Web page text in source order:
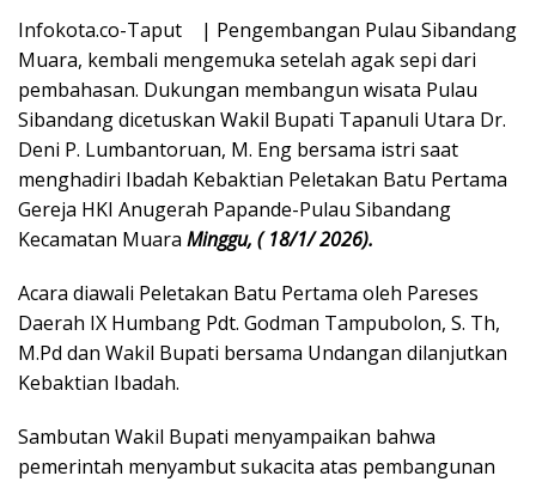
Infokota.co-Taput | Pengembangan Pulau Sibandang
Muara, kembali mengemuka setelah agak sepi dari
pembahasan. Dukungan membangun wisata Pulau
Sibandang dicetuskan Wakil Bupati Tapanuli Utara Dr.
Deni P. Lumbantoruan, M. Eng bersama istri saat
menghadiri Ibadah Kebaktian Peletakan Batu Pertama
Gereja HKI Anugerah Papande-Pulau Sibandang
Kecamatan Muara Minggu, ( 18/1/ 2026).
Acara diawali Peletakan Batu Pertama oleh Pareses
Daerah IX Humbang Pdt. Godman Tampubolon, S. Th,
M.Pd dan Wakil Bupati bersama Undangan dilanjutkan
Kebaktian Ibadah.
Sambutan Wakil Bupati menyampaikan bahwa
pemerintah menyambut sukacita atas pembangunan